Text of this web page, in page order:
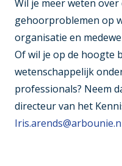
Wil je meer weten over
gehoorproblemen op
organisatie en
Of wil je op de hoogte
wetenschappelijk
professionals? Neem
directeur van het